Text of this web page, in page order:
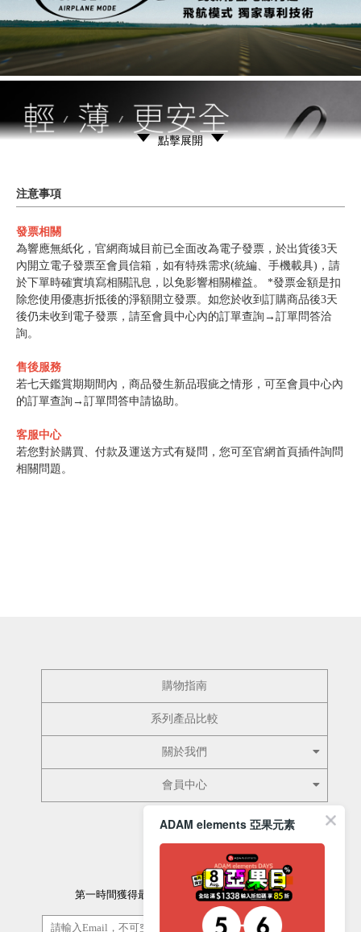
點擊展開
注意事項
發票相關
為響應無紙化，官網商城目前已全面改為電子發票，於出貨後3天
內開立電子發票至會員信箱，如有特殊需求(統編、手機載具)，請
於下單時確實填寫相關訊息，以免影響相關權益。 *發票金額是扣
除您使用優惠折抵後的淨額開立發票。如您於收到訂購商品後3天
後仍未收到電子發票，請至會員中心內的訂單查詢→訂單問答洽
詢。
售後服務
若七天鑑賞期期間內，商品發生新品瑕疵之情形，可至會員中心內
的訂單查詢→訂單問答申請協助。
客服中心
若您對於購買、付款及運送方式有疑問，您可至官網首頁插件詢問
相關問題。
購物指南
系列產品比較
關於我們
會員中心
第一時間獲得最新的優惠資訊以及最新產品資訊
訂閱/取消
ADAM elements 亞果元素